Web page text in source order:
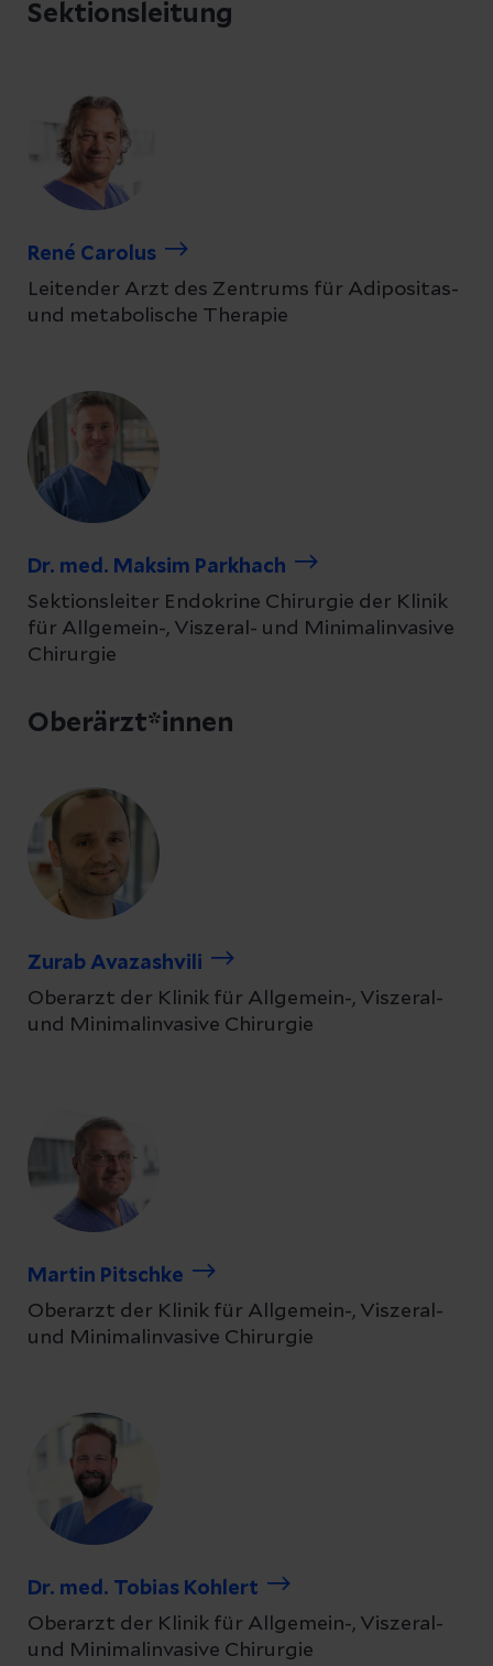
Sektionsleitung
René Carolus
Leitender Arzt des Zentrums für Adipositas-
und metabolische Therapie
Dr. med. Maksim Parkhach
Sektionsleiter Endokrine Chirurgie der Klinik
für Allgemein-, Viszeral- und Minimalinvasive
Chirurgie
Oberärzt*innen
Zurab Avazashvili
Oberarzt der Klinik für Allgemein-, Viszeral-
und Minimalinvasive Chirurgie
Martin Pitschke
Oberarzt der Klinik für Allgemein-, Viszeral-
und Minimalinvasive Chirurgie
Dr. med. Tobias Kohlert
Oberarzt der Klinik für Allgemein-, Viszeral-
und Minimalinvasive Chirurgie